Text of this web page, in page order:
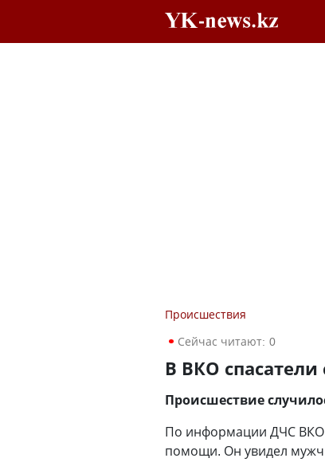
Происшествия
Сейчас читают: 0
В ВКО
Происшествие
По информации ДЧС ВКО,
помощи. Он увидел